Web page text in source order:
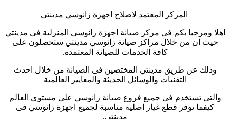
المركز المعتمد لاصلاح اجهزة زانوسي مدينتي
اهلا ومرحبا بكم فى مركز صيانة اجهزة زانوسي المنزلية في مدينتي
حيث ان من خلال مراكز صيانة زانوسي مدينتي ستحصلون على
كافة الخدمات للصيانة المعتمدة.
وذلك عن طريق مدينتي المختصين فى الصيانة من خلال احدث
التقنيات والوسائل الحديثة والمعايير العالمية
والتى تستخدم فى جميع فروع صيانة زانوسي على مستوى العالم
كيفما توفر قطع غيار اصلية مناسبة لجميع اجهزة زانوسي فى
مدينتي.